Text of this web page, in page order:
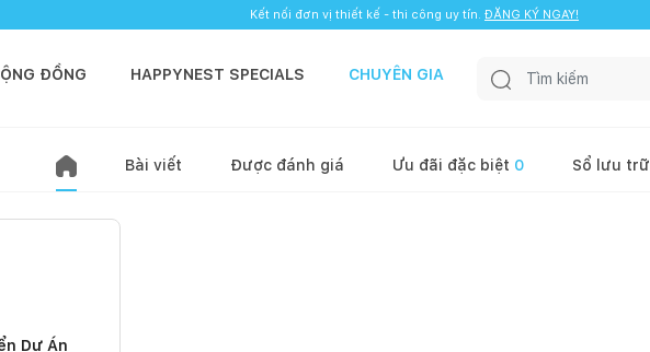
Kết nối đơn vị thiết kế - thi công uy tín. ĐĂNG KÝ NGAY!
ĐỒNG HAPPYNEST SPECIALS CHUYÊN GIA
Bài viết Được đánh giá Ưu đãi đặc biệt 0 Sổ lưu trữ
Dự Án